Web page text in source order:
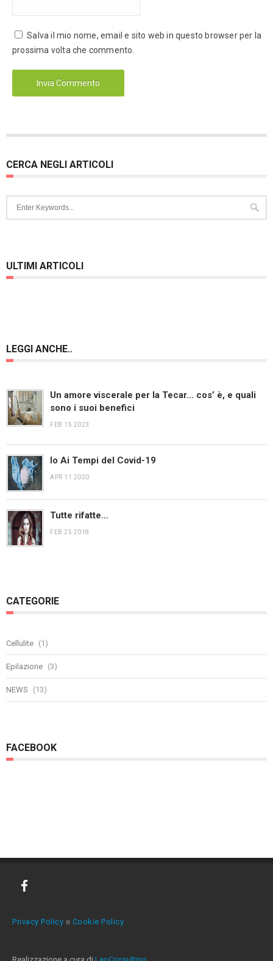
Salva il mio nome, email e sito web in questo browser per la
prossima volta che commento.
CERCA NEGLI ARTICOLI
ULTIMI ARTICOLI
LEGGI ANCHE..
Un amore viscerale per la Tecar… cos’ è, e quali
sono i suoi benefici
FEB 15 2023
Io Ai Tempi del Covid-19
APR 11 2020
Tutte rifatte…
FEB 25 2018
CATEGORIE
Cellulite (1)
Epilazione (3)
NEWS (13)
FACEBOOK
Privacy Policy e Cookie Policy